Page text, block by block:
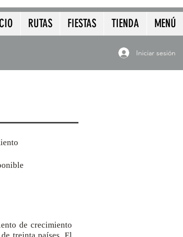
RUTAS FIESTAS TIENDA MENÚ
Iniciar sesión
de crecimiento